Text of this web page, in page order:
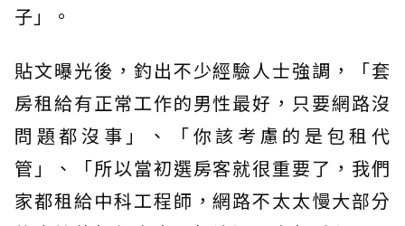
子」。
貼文曝光後，釣出不少經驗人士強調，「套
房租給有正常工作的男性最好，只要網路沒
問題都沒事」、「你該考慮的是包租代
管」、「所以當初選房客就很重要了，我們
家都租給中科工程師，網路不太太慢大部分